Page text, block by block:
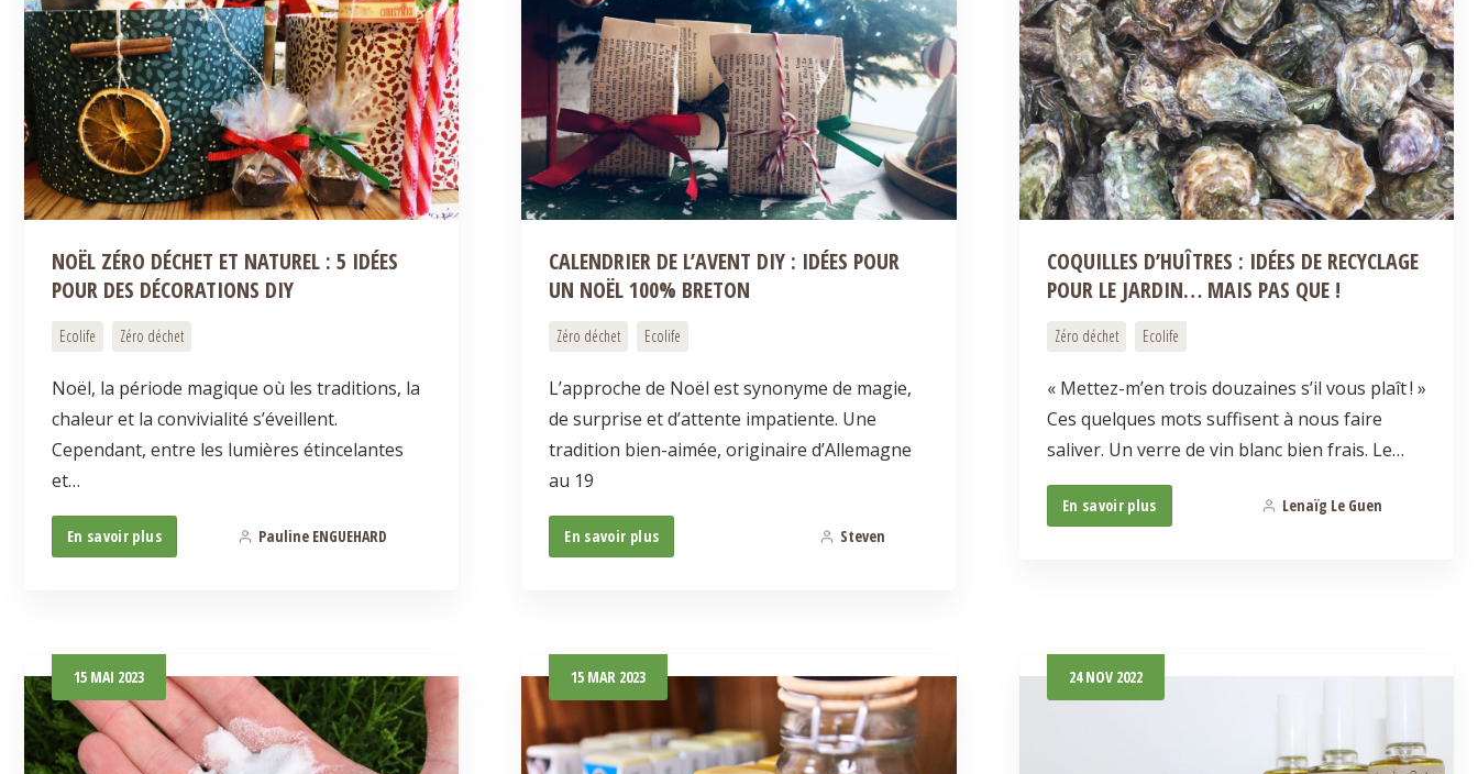
NOËL ZÉRO DÉCHET ET NATUREL : 5 IDÉES
POUR DES DÉCORATIONS DIY
Ecolife Zéro déchet
Noël, la période magique où les traditions, la
chaleur et la convivialité s’éveillent.
Cependant, entre les lumières étincelantes
et…
En savoir plus Pauline ENGUEHARD
CALENDRIER DE L’AVENT DIY : IDÉES POUR
UN NOËL 100% BRETON
Zéro déchet Ecolife
L’approche de Noël est synonyme de magie,
de surprise et d’attente impatiente. Une
tradition bien-aimée, originaire d’Allemagne
au 19
En savoir plus Steven
COQUILLES D’HUÎTRES : IDÉES DE RECYCLAGE
POUR LE JARDIN… MAIS PAS QUE !
Zéro déchet Ecolife
« Mettez-m’en trois douzaines s’il vous plaît ! »
Ces quelques mots suffisent à nous faire
saliver. Un verre de vin blanc bien frais. Le…
En savoir plus Lenaïg Le Guen
15 MAI 2023 15 MAR 2023 24NOV 2022